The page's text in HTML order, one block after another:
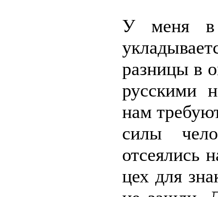
У меня в
разницы в
русскими
нам
силы
отсеялись
цех для